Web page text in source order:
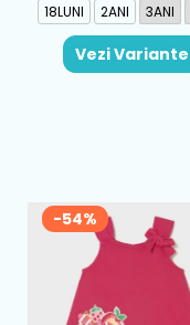
18LUNI
2ANI 3ANI
Vezi Variante
-54%